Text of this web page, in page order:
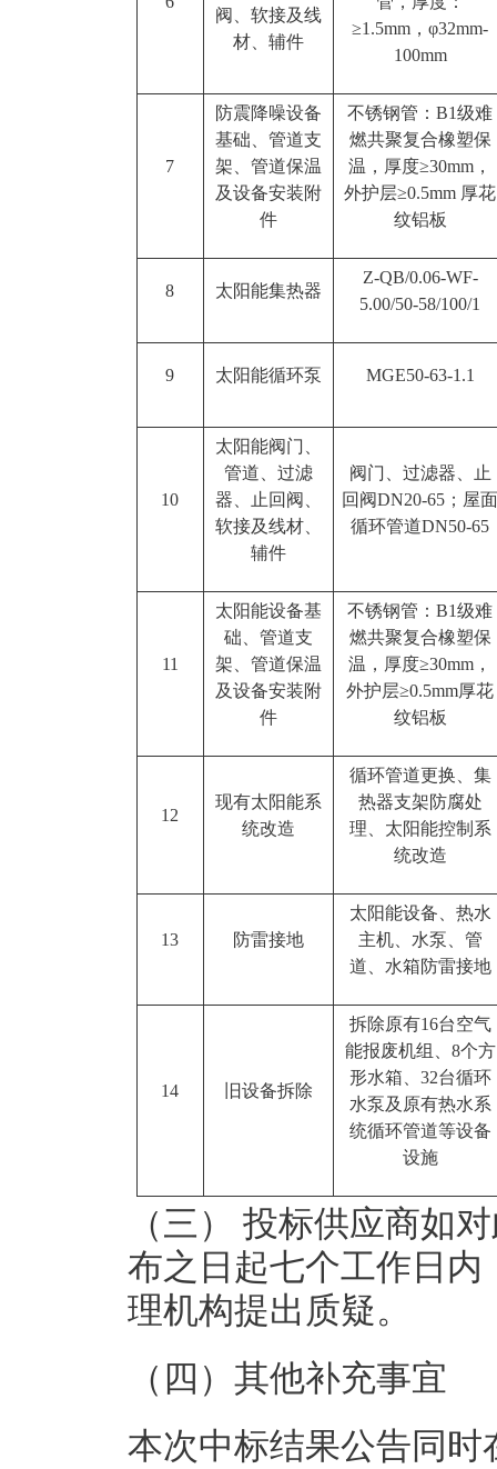
阀、软接及线
材、辅件
≥1.5mm，φ32mm-
100mm
7
防震降噪设备
基础、管道支
架、管道保温
及设备安装附
件
不锈钢管：B1级难
燃共聚复合橡塑保
温，厚度≥30mm，
外护层≥0.5mm 厚花
纹铝板
8 太阳能集热器
Z-QB/0.06-WF-
5.00/50-58/100/1
9 太阳能循环泵 MGE50-63-1.1
10
太阳能阀门、
管道、过滤
器、止回阀、
软接及线材、
辅件
阀门、过滤器、止
回阀DN20-65；屋
循环管道DN50-65
11
太阳能设备基
础、管道支
架、管道保温
及设备安装附
件
不锈钢管：B1级难
燃共聚复合橡塑保
温，厚度≥30mm，
外护层≥0.5mm厚花
纹铝板
12
现有太阳能系
统改造
循环管道更换、集
热器支架防腐处
理、太阳能控制系
统改造
13 防雷接地
太阳能设备、热水
主机、水泵、管
道、水箱防雷接地
14 旧设备拆除
拆除原有16台空气
能报废机组、8个方
形水箱、32台循环
水泵及原有热水系
统循环管道等设备
设施
（三） 投标供应商如
布之日起七个工作日
理机构提出质疑。
（四）其他补充事宜
本次中标结果公告同时